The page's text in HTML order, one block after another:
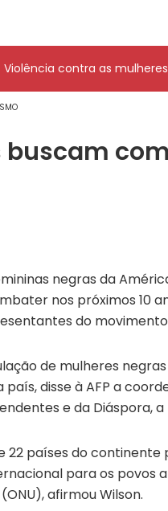
Violência contra as mulheres
buscam
negras da
nos próximos 10
do
de mulheres
disse à AFP a
e da Diáspora,
22 países do
para os povos
afirmou Wilson.